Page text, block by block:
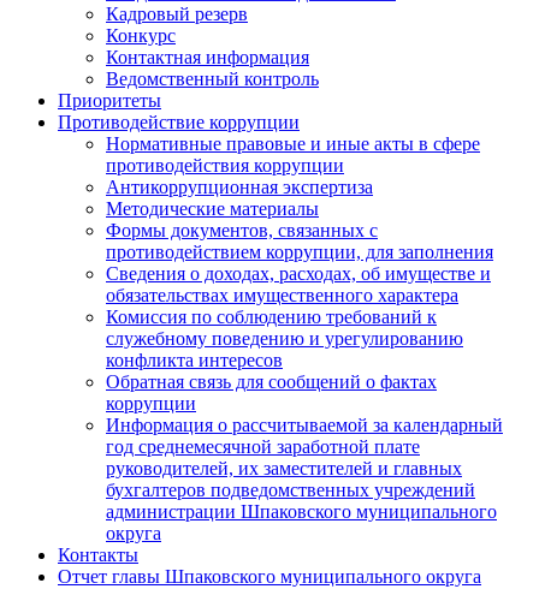
Кадровый резерв
Конкурс
Контактная информация
Ведомственный контроль
Приоритеты
Противодействие коррупции
Нормативные правовые и иные акты в сфере
противодействия коррупции
Антикоррупционная экспертиза
Методические материалы
Формы документов, связанных с
противодействием коррупции, для заполнения
Сведения о доходах, расходах, об имуществе и
обязательствах имущественного характера
Комиссия по соблюдению требований к
служебному поведению и урегулированию
конфликта интересов
Обратная связь для сообщений о фактах
коррупции
Информация о рассчитываемой за календарный
год среднемесячной заработной плате
руководителей, их заместителей и главных
бухгалтеров подведомственных учреждений
администрации Шпаковского муниципального
округа
Контакты
Отчет главы Шпаковского муниципального округа